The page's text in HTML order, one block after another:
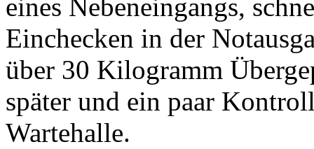
eines Nebeneingangs,
Einchecken in der
über 30 Kilogramm
später und ein paar
Wartehalle.